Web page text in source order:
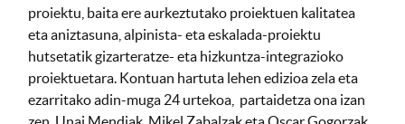
proiektu, baita ere aurkeztutako proiektuen kalitatea
eta aniztasuna, alpinista- eta eskalada-proiektu
hutsetatik gizarteratze- eta hizkuntza-integrazioko
proiektuetara. Kontuan hartuta lehen edizioa zela eta
ezarritako adin-muga 24 urtekoa, partaidetza ona izan